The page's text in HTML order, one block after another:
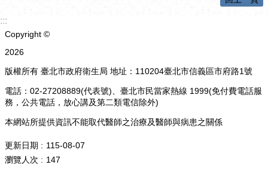
:::
Copyright ©
2026
版權所有 臺北市政府衛生局 地址：110204臺北市信義區市府路1號
電話：02-27208889(代表號)、臺北市民當家熱線 1999(免付費電話服
務，公共電話，放心講及第二類電信除外)
本網站所提供資訊不能取代醫師之治療及醫師與病患之關係
更新日期
115-08-07
瀏覽人次
147